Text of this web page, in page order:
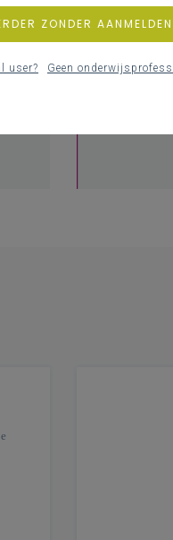
ZONDER AANMELDEN
user? Geen